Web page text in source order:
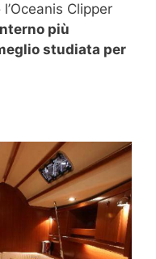
Clipper
più
studiata per